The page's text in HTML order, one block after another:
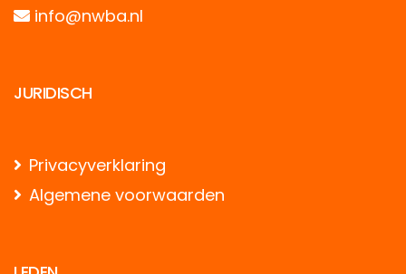
info@nwba.nl
JURIDISCH
Privacyverklaring
Algemene voorwaarden